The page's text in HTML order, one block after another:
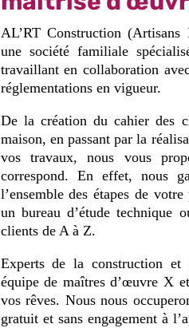
AL’RT Construction
une société familiale
travaillant en collaboration
réglementations en vigueur.
De la création du cahier des
maison, en passant par la
vos travaux, nous vous
correspond. En effet, nous
l’ensemble des étapes de
un bureau d’étude technique
clients de A à Z.
Experts de la construction et
équipe de maîtres d’œuvre X
vos rêves. Nous nous
gratuit et sans engagement à